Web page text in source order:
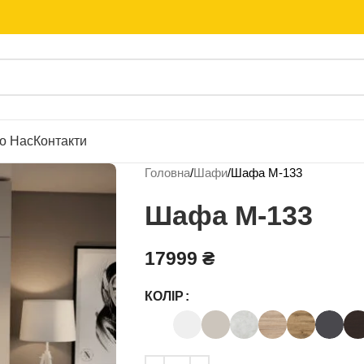
НасКонтакти
Головна Шафи Шафа М-133
Шафа М-133
17999 ₴
КОЛІР